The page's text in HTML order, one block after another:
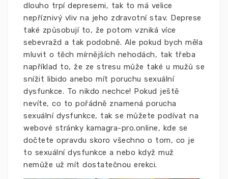
dlouho trpí depresemi, tak to má velice
nepříznivý vliv na jeho zdravotní stav. Deprese
také způsobují to, že potom vzniká více
sebevražd a tak podobně. Ale pokud bych měla
mluvit o těch mírnějších nehodách, tak třeba
například to, že ze stresu může také u mužů se
snížit libido anebo mít poruchu sexuální
dysfunkce. To nikdo nechce! Pokud ještě
nevíte, co to pořádně znamená porucha
sexuální dysfunkce, tak se můžete podívat na
webové stránky kamagra-pro.online, kde se
dočtete opravdu skoro všechno o tom, co je
to sexuální dysfunkce a nebo když muž
nemůže už mít dostatečnou erekci.